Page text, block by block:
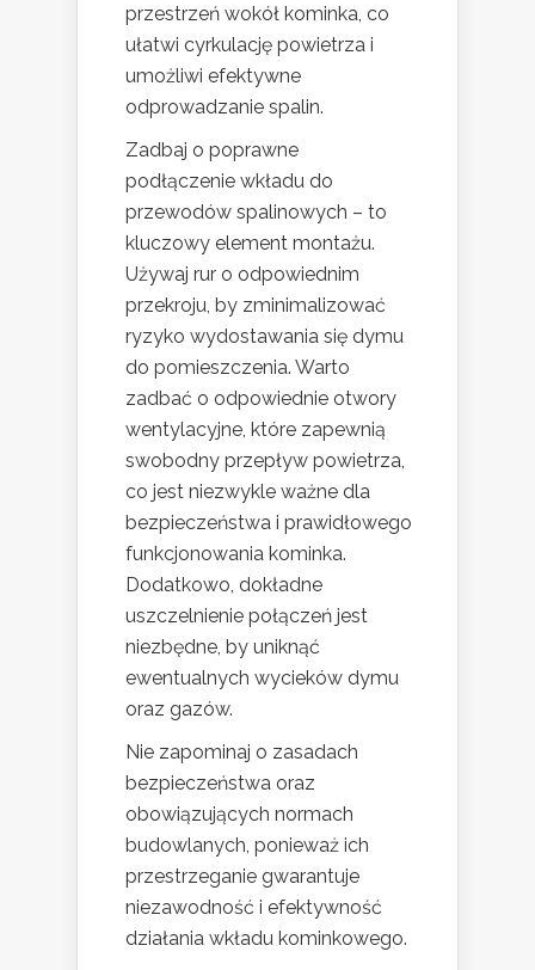
przestrzeń wokół kominka, co
ułatwi cyrkulację powietrza i
umożliwi efektywne
odprowadzanie spalin.
Zadbaj o poprawne
podłączenie wkładu do
przewodów spalinowych – to
kluczowy element montażu.
Używaj rur o odpowiednim
przekroju, by zminimalizować
ryzyko wydostawania się dymu
do pomieszczenia. Warto
zadbać o odpowiednie otwory
wentylacyjne, które zapewnią
swobodny przepływ powietrza,
co jest niezwykle ważne dla
bezpieczeństwa i prawidłowego
funkcjonowania kominka.
Dodatkowo, dokładne
uszczelnienie połączeń jest
niezbędne, by uniknąć
ewentualnych wycieków dymu
oraz gazów.
Nie zapominaj o zasadach
bezpieczeństwa oraz
obowiązujących normach
budowlanych, ponieważ ich
przestrzeganie gwarantuje
niezawodność i efektywność
działania wkładu kominkowego.